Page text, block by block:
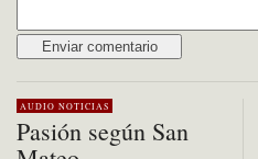
AUDIO NOTICIAS
Pasión según San